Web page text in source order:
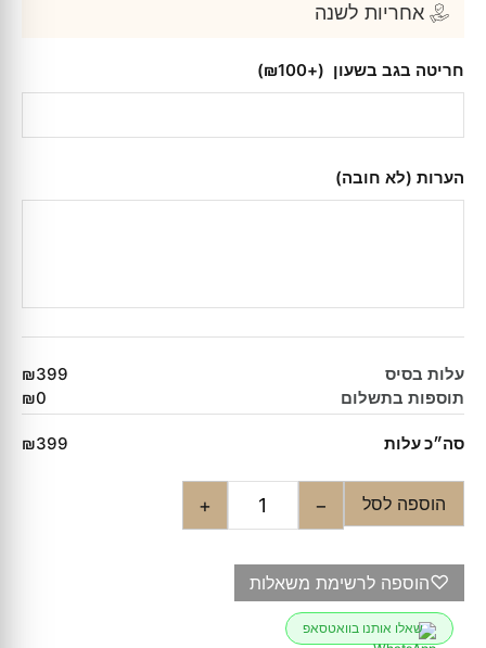
אחריות לשנה
חריטה בגב בשעון (+₪100)
הערות (לא חובה)
עלות בסיס
₪399
תוספות בתשלום
₪0
סה״כ עלות ₪399
−
+ הוספה לסל
♡הוספה לרשימת משאלות
שאלו אותנו בוואטסאפ